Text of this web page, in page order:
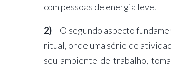
com pessoas de energia leve.
2)
O segundo aspecto
ritual, onde uma série de
seu ambiente de trabalho,